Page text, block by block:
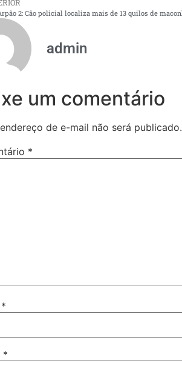
admin
um comentário
de e-mail não será publicado.
*
*
*